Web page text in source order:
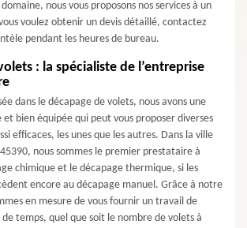
nous vous proposons nos services à un
voulez obtenir un devis détaillé, contactez
pendant les heures de bureau.
: la spécialiste de l’entreprise
dans le décapage de volets, nous avons une
bien équipée qui peut vous proposer diverses
efficaces, les unes que les autres. Dans la ville
nous sommes le premier prestataire à
chimique et le décapage thermique, si les
encore au décapage manuel. Grâce à notre
en mesure de vous fournir un travail de
temps, quel que soit le nombre de volets à